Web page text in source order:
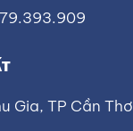
Gia, TP Cần Thơ